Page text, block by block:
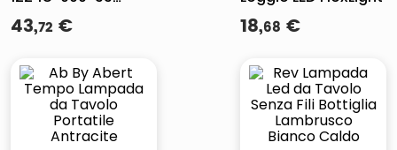
lampada a clip per
leggio
43,72 € 18,68 €